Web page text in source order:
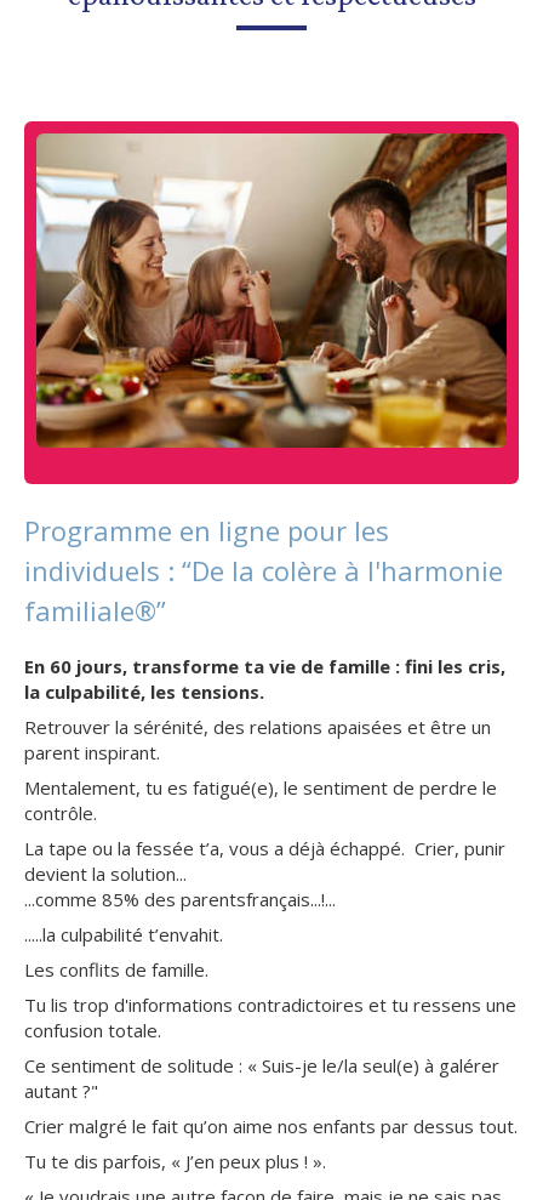
Programme en ligne pour les
individuels : “De la colère à l'harmonie
familiale®”
En 60 jours, transforme ta vie de famille : fini les cris,
la culpabilité, les tensions.
Retrouver la sérénité, des relations apaisées et être un
parent inspirant.
Mentalement, tu es fatigué(e), le sentiment de perdre le
contrôle.
La tape ou la fessée t’a, vous a déjà échappé. Crier, punir
devient la solution...
...comme 85% des parentsfrançais...!...
.....la culpabilité t’envahit.
Les conflits de famille.
Tu lis trop d'informations contradictoires et tu ressens une
confusion totale.
Ce sentiment de solitude : « Suis-je le/la seul(e) à galérer
autant ?"
Crier malgré le fait qu’on aime nos enfants par dessus tout.
Tu te dis parfois, « J’en peux plus ! ».